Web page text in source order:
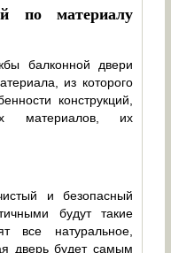
по материалу
балконной двери
из которого
конструкций,
материалов, их
и безопасный
будут такие
все натуральное,
дверь будет самым